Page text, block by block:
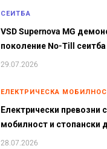
СЕИТБА
VSD Supernova MG
поколение No-Till сеитба
29.07.2026
ЕЛЕКТРИЧЕСКА
Електрически превозни
мобилност и стопански
28.07.2026